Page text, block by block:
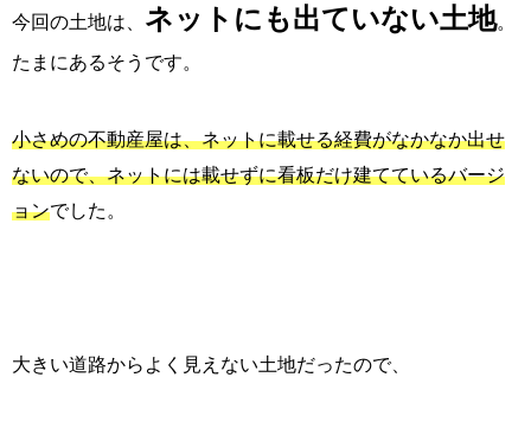
今回の土地は、 ネットにも出ていない土地。
たまにあるそうです。
小さめの不動産屋は、ネットに載せる経費がなかなか出せ
ないので、ネットには載せずに看板だけ建てているバージ
ョンでした。
大きい道路からよく見えない土地だったので、